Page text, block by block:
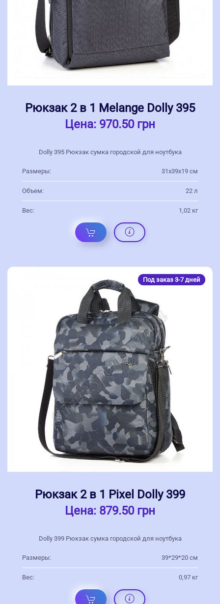
Рюкзак 2 в 1 Melange Dolly 395
Цена: 970.50 грн
Dolly 395 Рюкзак сумка городской для ноутбука
Размеры: 31х39х19 см
Объем: 22 л
Вес: 1,02 кг
Под заказ 3-7 дней
Рюкзак 2 в 1 Pixel Dolly 399
Цена: 879.50 грн
Dolly 399 Рюкзак сумка городской для ноутбука
Размеры: 39*29*20 см
Вес: 0,97 кг